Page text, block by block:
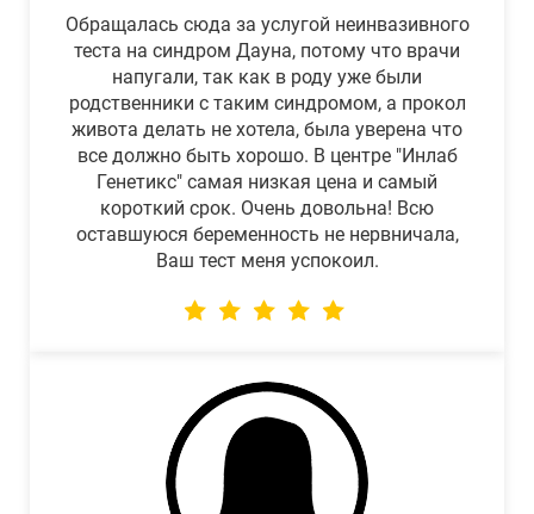
Обращалась сюда за услугой неинвазивного
теста на синдром Дауна, потому что врачи
напугали, так как в роду уже были
родственники с таким синдромом, а прокол
живота делать не хотела, была уверена что
все должно быть хорошо. В центре "Инлаб
Генетикс" самая низкая цена и самый
короткий срок. Очень довольна! Всю
оставшуюся беременность не нервничала,
Ваш тест меня успокоил.